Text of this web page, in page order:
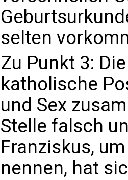
selten
Zu Punkt 3:
katholische
und Sex
Stelle falsch
Franziskus,
nennen, hat